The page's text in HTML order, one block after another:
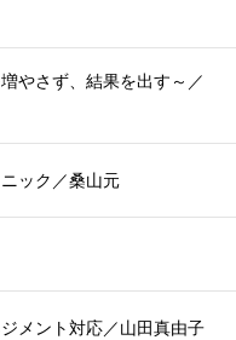
やさず、結果を出す～／
ック／桑山元
メント対応／山田真由子